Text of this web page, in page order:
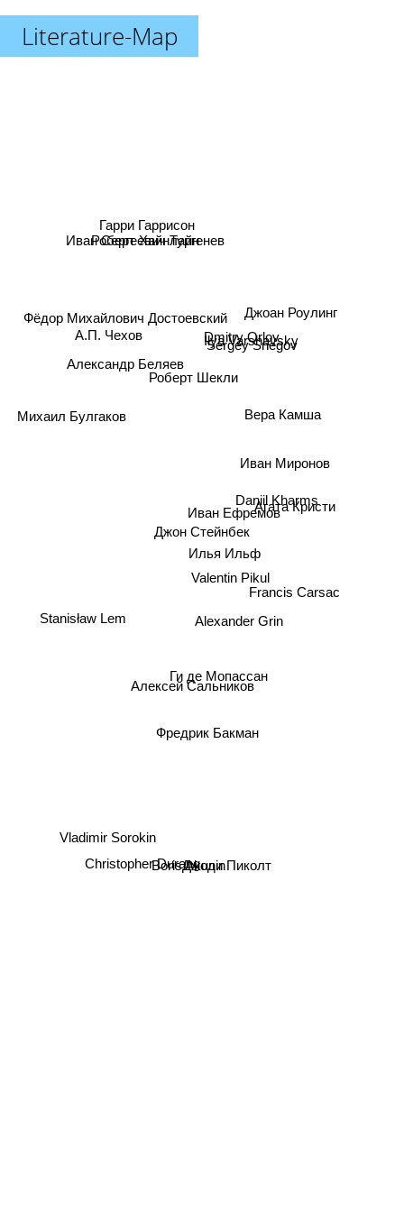
Literature-Map
Джон Стейнбек
Илья Ильф
Valentin Pikul
Иван Ефремов
Ги де Мопассан
Alexander Grin
Алексей Сальников
Фредрик Бакман
Роберт Шекли
Daniil Kharms
А.П. Чехов
Ilya Varshavsky
Dmitry Orlov
Boris Akunin
Иван Миронов
Sergey Snegov
Вера Камша
Christopher DurangДжоди Пиколт
Francis Carsac
Гарри Гаррисон
Роберт Хайнлайн
Фёдор Михайлович Достоевский
Vladimir Sorokin
Stanisław Lem
Иван Сергеевич Тургенев
Михаил Булгаков